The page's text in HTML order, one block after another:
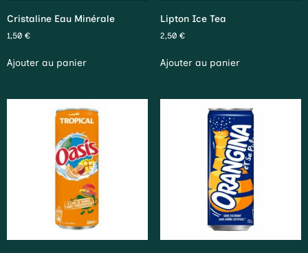
Cristaline Eau Minérale
1,50 €
Ajouter au panier
Lipton Ice Tea
2,50 €
Ajouter au panier